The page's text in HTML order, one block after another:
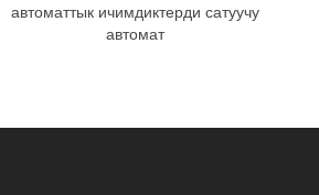
автоматтык ичимдиктерди сатуучу
автомат